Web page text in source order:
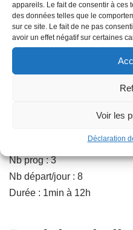
appareils. Le fait de consentir à ces
des données telles que le
sur ce site. Le fait de ne pas
avoir un effet négatif sur certaines
Voir les
Déclaration
Description
Type : Programmateur 24V
Transformateur : Externe
Nb prog : 3
Nb départ/jour : 8
Durée : 1min à 12h